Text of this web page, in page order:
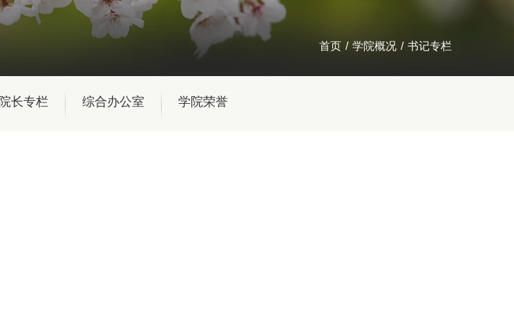
首页 / 学院概况 / 书记专栏
院长专栏 综合办公室 学院荣誉